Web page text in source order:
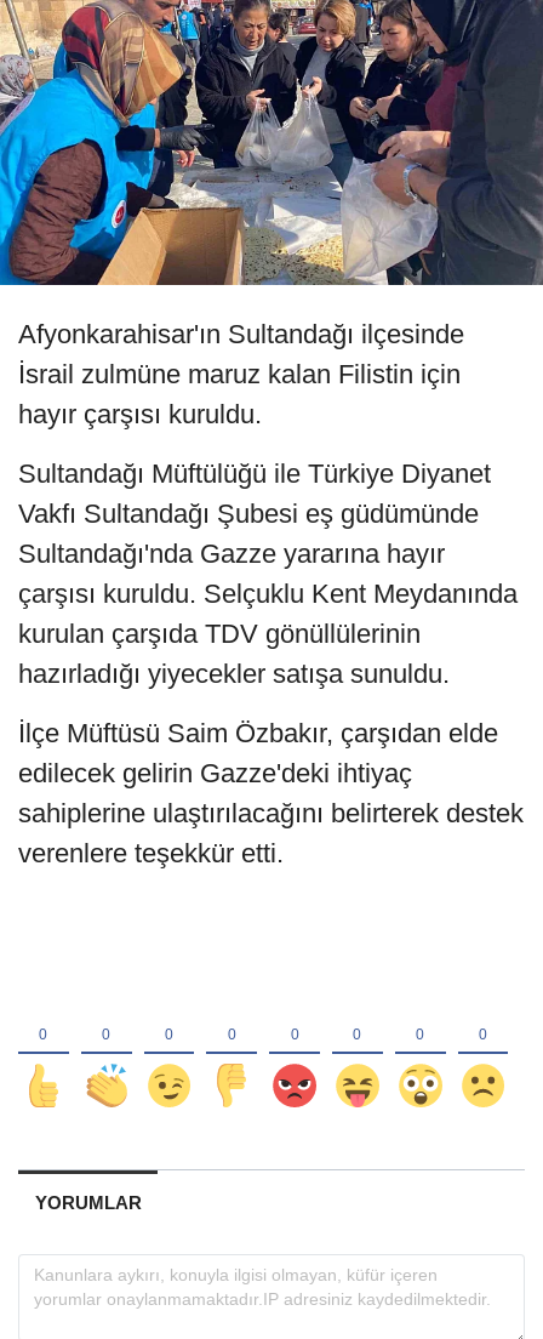
Afyonkarahisar'ın Sultandağı ilçesinde
İsrail zulmüne maruz kalan Filistin için
hayır çarşısı kuruldu.
Sultandağı Müftülüğü ile Türkiye Diyanet
Vakfı Sultandağı Şubesi eş güdümünde
Sultandağı'nda Gazze yararına hayır
çarşısı kuruldu. Selçuklu Kent Meydanında
kurulan çarşıda TDV gönüllülerinin
hazırladığı yiyecekler satışa sunuldu.
İlçe Müftüsü Saim Özbakır, çarşıdan elde
edilecek gelirin Gazze'deki ihtiyaç
sahiplerine ulaştırılacağını belirterek destek
verenlere teşekkür etti.
YORUMLAR